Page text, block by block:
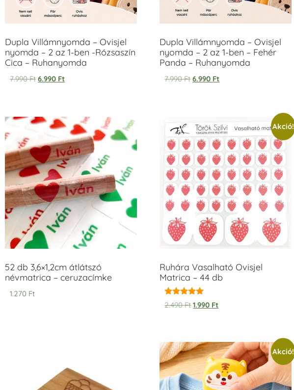
Dupla Villámnyomda – Ovisjel
nyomda – 2 az 1-ben -Rózsaszín
Cica – Ruhanyomda
7.990Ft 6.990 Ft
Dupla Villámnyomda – Ovisjel
nyomda – 2 az 1-ben – Fehér
Panda – Ruhanyomda
7.990Ft 6.990 Ft
52 db 3,6×1,2cm átlátszó
névmatrica – ceruzacímke
1.270 Ft
Akció!
Ruhára Vasalható Ovisjel
Matrica – 44 db
Értékelés:
5.00
2.490Ft 1.990 Ft
Akció!